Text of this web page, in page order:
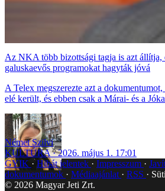
Az NKA több bizottsági tagja is azt állítja,
galuskaevős programokat hagyták jóvá
A Telex megszerezte azt a
elé került, és ebben csak a Márai- és a
Német Szilvi
KULTÚRA
2026. május 1. 17:01
GYIK
Hibát jelentek Impresszum
dokumentumok
Médiaajánlat RSS
© 2026 Magyar Jeti Zrt.